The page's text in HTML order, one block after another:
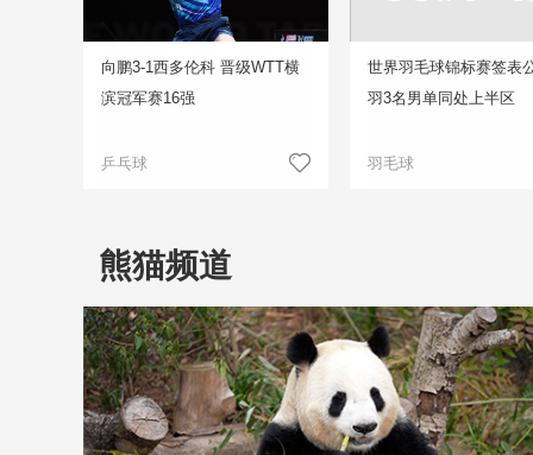
向鹏3-1西多伦科 晋级WTT横
滨冠军赛16强
乒乓球
世界羽毛球锦标赛签表
羽3名男单同处上半区
羽毛球
熊猫频道